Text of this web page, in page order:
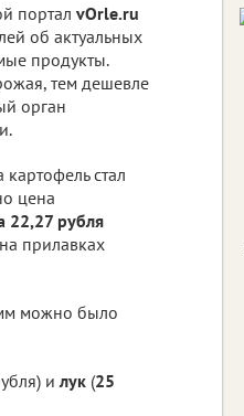
портал vOrle.ru
об актуальных
продукты.
тем дешевле
орган
картофель стал
цена
22,27 рубля
прилавках
можно было
и лук (25